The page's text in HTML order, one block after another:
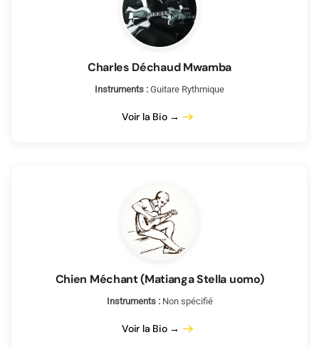
Charles Déchaud Mwamba
Instruments : Guitare Rythmique
Voir la Bio →
Chien Méchant (Matianga Stella uomo)
Instruments :Non spécifié
Voir la Bio →